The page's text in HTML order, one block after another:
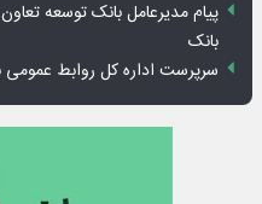
بانک
سرپرست اداره کل روابط